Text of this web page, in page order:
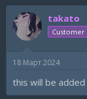
takato
Customer
18 Март 2024
this will be